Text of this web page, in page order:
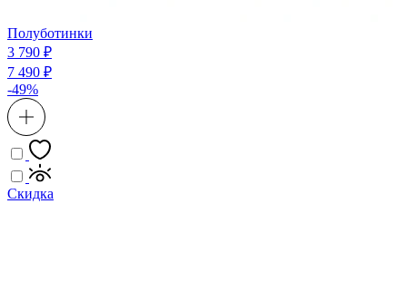
Полуботинки
3 790 ₽
7 490 ₽
-49%
Скидка